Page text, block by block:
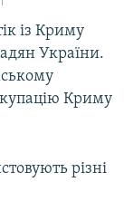
із Криму
України.
Криму
різні